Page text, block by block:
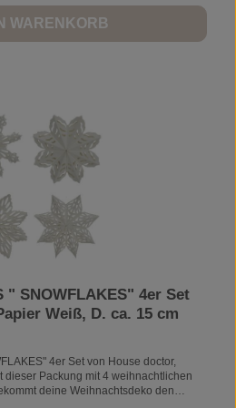
WARENKORB
" SNOWFLAKES" 4er Set
Weiß, D. ca. 15 cm
4er Set von House doctor,
deine Weihnachtsdeko den